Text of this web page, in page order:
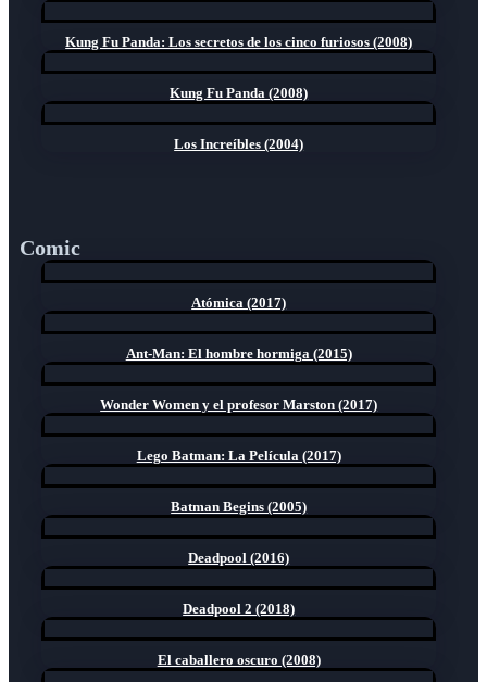
Kung Fu Panda: Los secretos de los cinco furiosos (2008)
Kung Fu Panda (2008)
Los Increíbles (2004)
Comic
Atómica (2017)
Ant-Man: El hombre hormiga (2015)
Wonder Women y el profesor Marston (2017)
Lego Batman: La Película (2017)
Batman Begins (2005)
Deadpool (2016)
Deadpool 2 (2018)
El caballero oscuro (2008)